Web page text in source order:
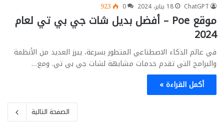
ChatGPT 18 يناير، 2024 0
923
موقع Poe – أفضل بديل شات جي بي تي لعام
2024
في عالم الذكاء الاصطناعي المتطور بسرعة، يبرز العديد من الأنظمة
والبرامج التي تقدم خدمات مشابهة لشات جي بي تي. ومع…
أكمل القراءة »
الصفحة التالية